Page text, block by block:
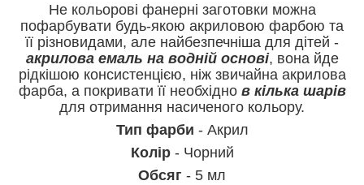
Не кольорові фанерні заготовки можна
пофарбувати будь-якою акриловою фарбою та
її різновидами, але найбезпечніша для дітей -
акрилова емаль на водній основі, вона йде
рідкішою консистенцією, ніж звичайна акрилова
фарба, а покривати її необхідно в кілька шарів
для отримання насиченого кольору.
Тип фарби - Акрил
Колір- Чорний
Обсяг - 5 мл